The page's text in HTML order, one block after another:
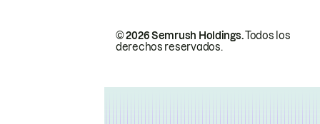
© 2026 Semrush Holdings.Todos los
derechos reservados.